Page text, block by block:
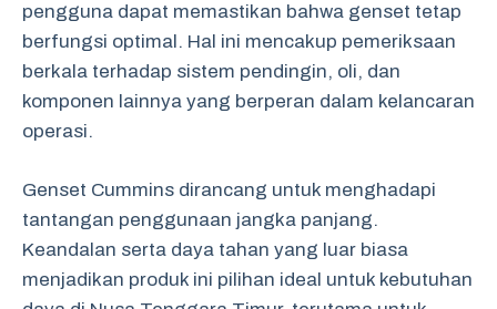
pengguna dapat memastikan bahwa genset tetap
berfungsi optimal. Hal ini mencakup pemeriksaan
berkala terhadap sistem pendingin, oli, dan
komponen lainnya yang berperan dalam kelancaran
operasi.
Genset Cummins dirancang untuk menghadapi
tantangan penggunaan jangka panjang.
Keandalan serta daya tahan yang luar biasa
menjadikan produk ini pilihan ideal untuk kebutuhan